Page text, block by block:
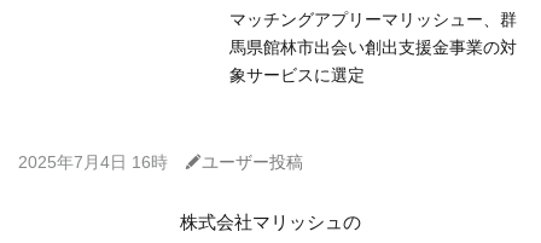
マッチングアプリーマリッシュー、群
馬県館林市出会い創出支援金事業の対
象サービスに選定
2025年7月4日 16時 Cユーザー投稿
株式会社マリッシュの